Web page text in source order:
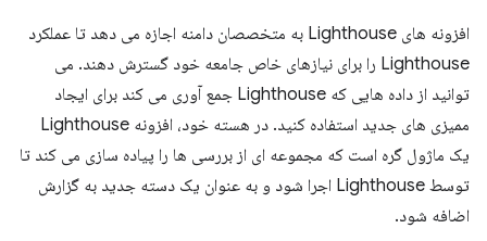
افزونه های Lighthouse به متخصصان دامنه اجازه می دهد تا عملکرد
Lighthouse را برای نیازهای خاص جامعه خود گسترش دهند. می
توانید از داده هایی که Lighthouse جمع آوری می کند برای ایجاد
ممیزی های جدید استفاده کنید. در هسته خود، افزونه Lighthouse
یک ماژول گره است که مجموعه ای از بررسی ها را پیاده سازی می کند تا
توسط Lighthouse اجرا شود و به عنوان یک دسته جدید به گزارش
اضافه شود.